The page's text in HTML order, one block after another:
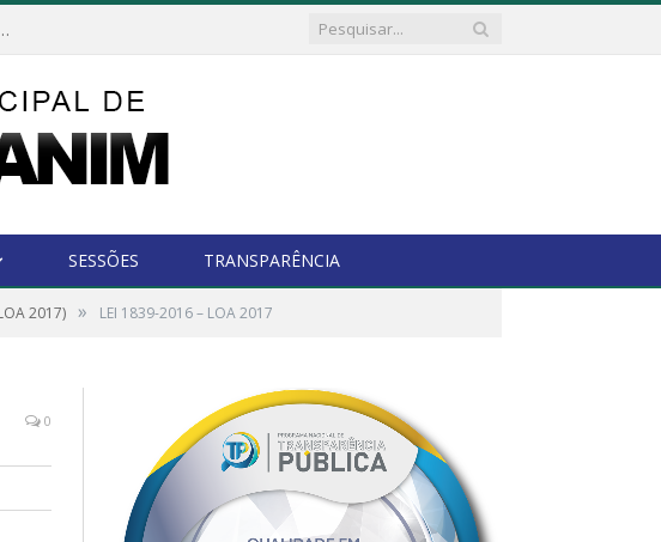
segurança com autoridades e poder executivo
SESSÕES TRANSPARÊNCIA
2017) » LEI 1839-2016 – LOA 2017
0